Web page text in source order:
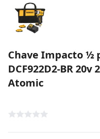
Chave Impacto ½
DCF922D2-BR
Atomic